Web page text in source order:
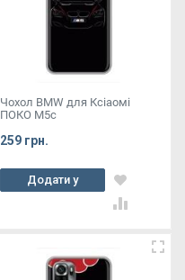
Чохол BMW для Ксіаомі
ПОКО М5с
259 грн.
Додати у
кошик